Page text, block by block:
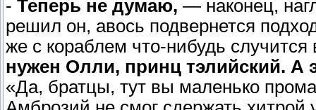
- Теперь не думаю, — наконец,
решил он, авось подвернется
же с кораблем что-нибудь случится
нужен Олли, принц тэлийский. А
«Да, братцы, тут вы маленько